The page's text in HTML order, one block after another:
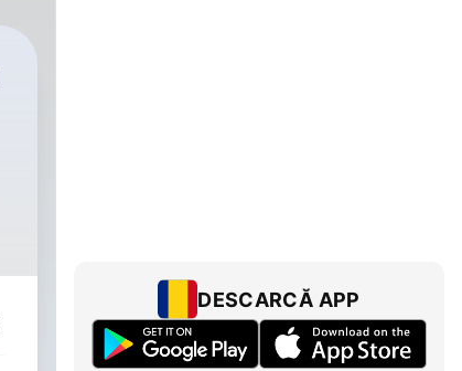
DESCARCĂ APP